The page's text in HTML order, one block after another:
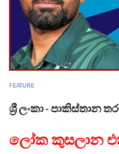
FEATURE
ශ්‍රී ලංකා - පාකිස්තාන
ලෝක කුසලාන